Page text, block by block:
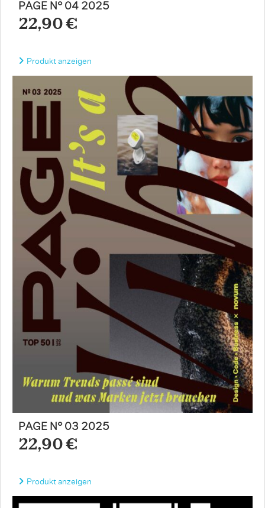
PAGE N° 04 2025
22,90 €
Produkt anzeigen
PAGE N° 03 2025
22,90 €
Produkt anzeigen